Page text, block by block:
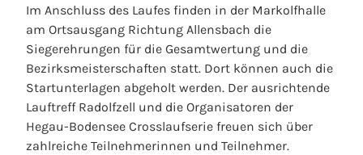
Im Anschluss des Laufes finden in der Markolfhalle
am Ortsausgang Richtung Allensbach die
Siegerehrungen für die Gesamtwertung und die
Bezirksmeisterschaften statt. Dort können auch die
Startunterlagen abgeholt werden. Der ausrichtende
Lauftreff Radolfzell und die Organisatoren der
Hegau-Bodensee Crosslaufserie freuen sich über
zahlreiche Teilnehmerinnen und Teilnehmer.